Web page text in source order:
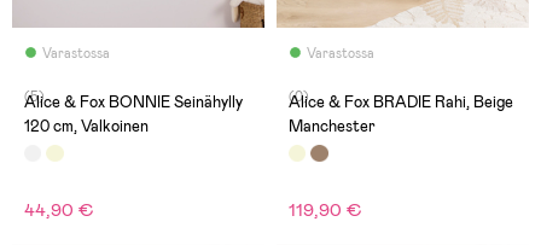
Varastossa
(5)
Alice & Fox BONNIE Seinähylly
120 cm, Valkoinen
44,90 €
Varastossa
(0)
Alice & Fox BRADIE Rahi, Beige
Manchester
119,90 €